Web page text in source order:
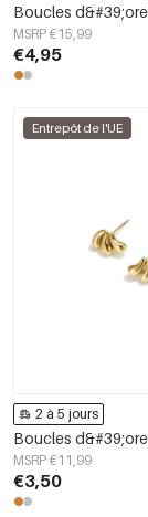
MSRP €15,99
€4,95
Entrepôt de l'UE
2 à 5 jours
MSRP €11,99
€3,50